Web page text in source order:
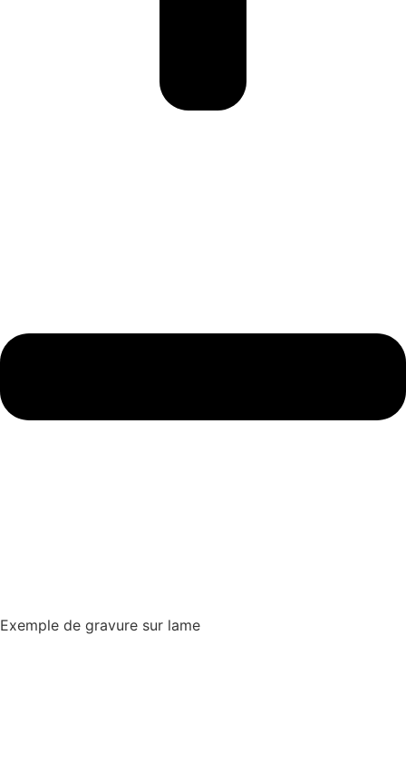
Exemple de gravure sur lame